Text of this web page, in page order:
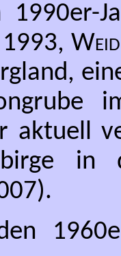
1993,
aktuell
in